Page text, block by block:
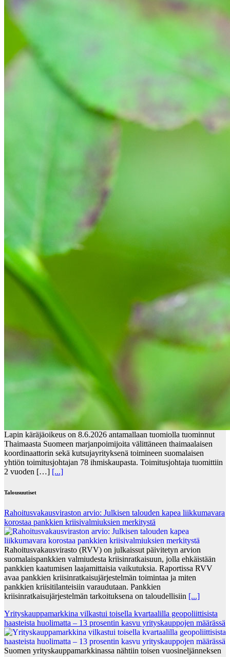
Lapin käräjäoikeus on 8.6.2026 antamallaan tuomiolla tuominnut
Thaimaasta Suomeen marjanpoimijoita välittäneen thaimaalaisen
koordinaattorin sekä kutsujayrityksenä toimineen suomalaisen
yhtiön toimitusjohtajan 78 ihmiskaupasta. Toimitusjohtaja tuomittiin
2 vuoden […] [...]
Talousuutiset
Rahoitusvakausviraston arvio: Julkisen talouden kapea liikkumavara
korostaa pankkien kriisivalmiuksien merkitystä
Rahoitusvakausvirasto (RVV) on julkaissut päivitetyn arvion
suomalaispankkien valmiudesta kriisinratkaisuun, jolla ehkäistään
pankkien kaatumisen laajamittaisia vaikutuksia. Raportissa RVV
avaa pankkien kriisinratkaisujärjestelmän toimintaa ja miten
pankkien kriisitilanteisiin varaudutaan. Pankkien
kriisinratkaisujärjestelmän tarkoituksena on taloudellisiin [...]
Yrityskauppamarkkina vilkastui toisella kvartaalilla geopoliittisista
haasteista huolimatta – 13 prosentin kasvu yrityskauppojen määrässä
Suomen yrityskauppamarkkinassa nähtiin toisen vuosineljänneksen